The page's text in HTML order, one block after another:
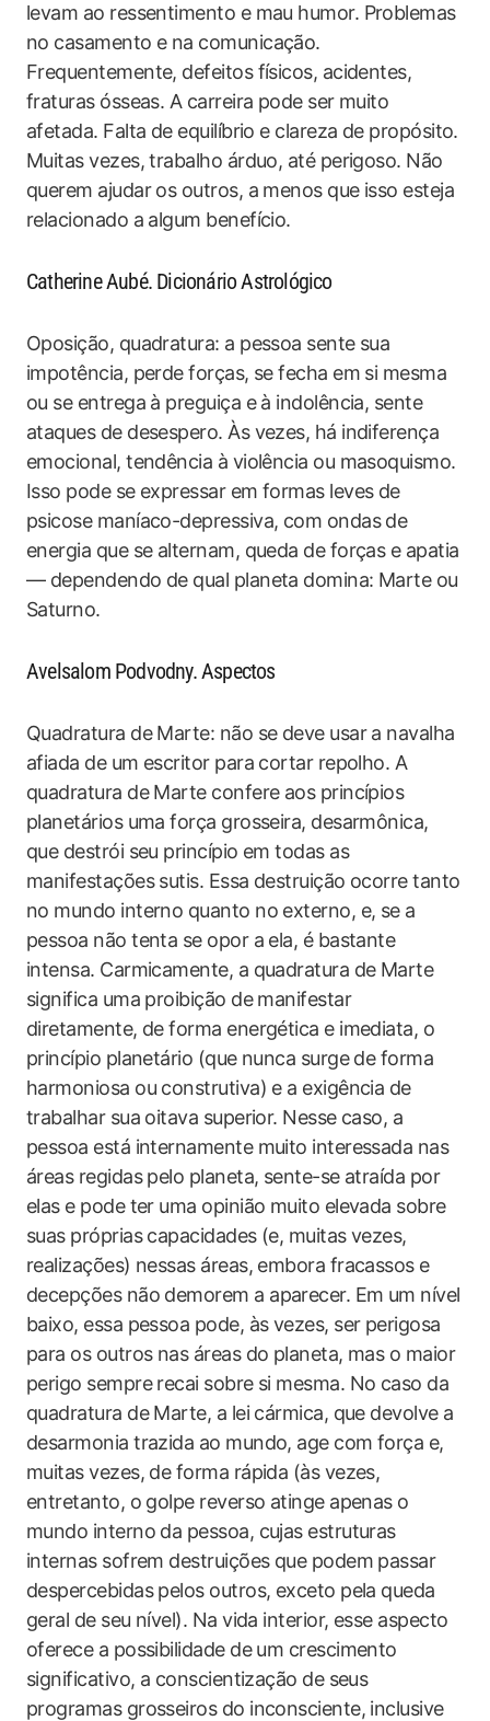
levam ao ressentimento e mau humor. Problemas
no casamento e na comunicação.
Frequentemente, defeitos físicos, acidentes,
fraturas ósseas. A carreira pode ser muito
afetada. Falta de equilíbrio e clareza de propósito.
Muitas vezes, trabalho árduo, até perigoso. Não
querem ajudar os outros, a menos que isso esteja
relacionado a algum benefício.
Catherine Aubé. Dicionário Astrológico
Oposição, quadratura: a pessoa sente sua
impotência, perde forças, se fecha em si mesma
ou se entrega à preguiça e à indolência, sente
ataques de desespero. Às vezes, há indiferença
emocional, tendência à violência ou masoquismo.
Isso pode se expressar em formas leves de
psicose maníaco-depressiva, com ondas de
energia que se alternam, queda de forças e apatia
— dependendo de qual planeta domina: Marte ou
Saturno.
Avelsalom Podvodny. Aspectos
Quadratura de Marte: não se deve usar a navalha
afiada de um escritor para cortar repolho. A
quadratura de Marte confere aos princípios
planetários uma força grosseira, desarmônica,
que destrói seu princípio em todas as
manifestações sutis. Essa destruição ocorre tanto
no mundo interno quanto no externo, e, se a
pessoa não tenta se opor a ela, é bastante
intensa. Carmicamente, a quadratura de Marte
significa uma proibição de manifestar
diretamente, de forma energética e imediata, o
princípio planetário (que nunca surge de forma
harmoniosa ou construtiva) e a exigência de
trabalhar sua oitava superior. Nesse caso, a
pessoa está internamente muito interessada nas
áreas regidas pelo planeta, sente-se atraída por
elas e pode ter uma opinião muito elevada sobre
suas próprias capacidades (e, muitas vezes,
realizações) nessas áreas, embora fracassos e
decepções não demorem a aparecer. Em um nível
baixo, essa pessoa pode, às vezes, ser perigosa
para os outros nas áreas do planeta, mas o maior
perigo sempre recai sobre si mesma. No caso da
quadratura de Marte, a lei cármica, que devolve a
desarmonia trazida ao mundo, age com força e,
muitas vezes, de forma rápida (às vezes,
entretanto, o golpe reverso atinge apenas o
mundo interno da pessoa, cujas estruturas
internas sofrem destruições que podem passar
despercebidas pelos outros, exceto pela queda
geral de seu nível). Na vida interior, esse aspecto
oferece a possibilidade de um crescimento
significativo, a conscientização de seus
programas grosseiros do inconsciente, inclusive